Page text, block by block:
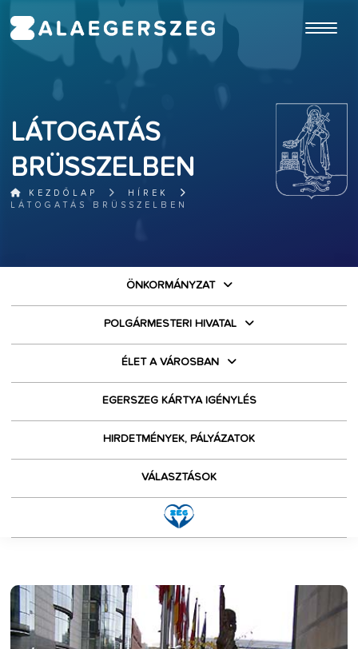
LÁTOGATÁS
BRÜSSZELBEN
KEZDŐLAP
HÍREK
LÁTOGATÁS BRÜSSZELBEN
ÖNKORMÁNYZAT
POLGÁRMESTERI HIVATAL
ÉLET A VÁROSBAN
EGERSZEG KÁRTYA IGÉNYLÉS
HIRDETMÉNYEK, PÁLYÁZATOK
VÁLASZTÁSOK